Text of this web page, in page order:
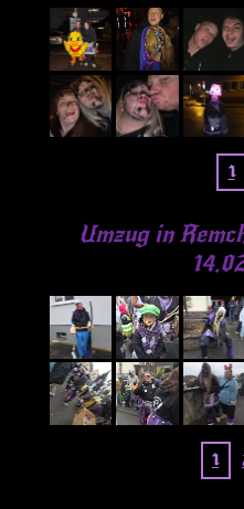
1
Umzug in
1